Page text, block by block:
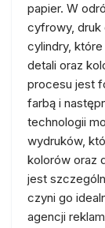
papier. W
cyfrowy,
cylindry,
detali oraz
procesu jest
farbą i
technologii
wydruków,
kolorów oraz
jest
czyni go
agencji